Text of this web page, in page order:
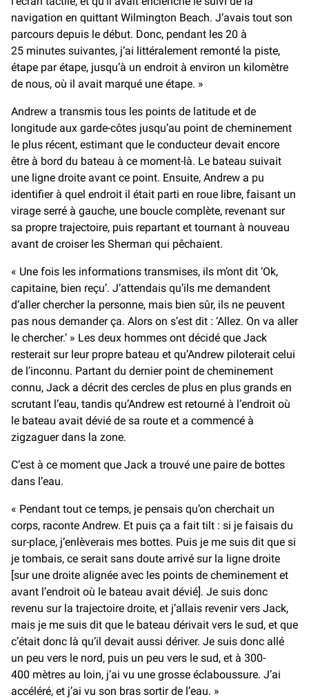
navigation en quittant Wilmington Beach. J’avais tout son
parcours depuis le début. Donc, pendant les 20 à
25 minutes suivantes, j’ai littéralement remonté la piste,
étape par étape, jusqu’à un endroit à environ un kilomètre
de nous, où il avait marqué une étape. »
Andrew a transmis tous les points de latitude et de
longitude aux garde-côtes jusqu’au point de cheminement
le plus récent, estimant que le conducteur devait encore
être à bord du bateau à ce moment-là. Le bateau suivait
une ligne droite avant ce point. Ensuite, Andrew a pu
identifier à quel endroit il était parti en roue libre, faisant un
virage serré à gauche, une boucle complète, revenant sur
sa propre trajectoire, puis repartant et tournant à nouveau
avant de croiser les Sherman qui pêchaient.
« Une fois les informations transmises, ils m’ont dit ‘Ok,
capitaine, bien reçu’. J’attendais qu’ils me demandent
d’aller chercher la personne, mais bien sûr, ils ne peuvent
pas nous demander ça. Alors on s’est dit : ‘Allez. On va aller
le chercher.’ » Les deux hommes ont décidé que Jack
resterait sur leur propre bateau et qu’Andrew piloterait celui
de l’inconnu. Partant du dernier point de cheminement
connu, Jack a décrit des cercles de plus en plus grands en
scrutant l’eau, tandis qu’Andrew est retourné à l’endroit où
le bateau avait dévié de sa route et a commencé à
zigzaguer dans la zone.
C’est à ce moment que Jack a trouvé une paire de bottes
dans l’eau.
« Pendant tout ce temps, je pensais qu’on cherchait un
corps, raconte Andrew. Et puis ça a fait tilt : si je faisais du
sur-place, j’enlèverais mes bottes. Puis je me suis dit que si
je tombais, ce serait sans doute arrivé sur la ligne droite
[sur une droite alignée avec les points de cheminement et
avant l’endroit où le bateau avait dévié]. Je suis donc
revenu sur la trajectoire droite, et j’allais revenir vers Jack,
mais je me suis dit que le bateau dérivait vers le sud, et que
c’était donc là qu’il devait aussi dériver. Je suis donc allé
un peu vers le nord, puis un peu vers le sud, et à 300-
400 mètres au loin, j’ai vu une grosse éclaboussure. J’ai
accéléré, et j’ai vu son bras sortir de l’eau. »